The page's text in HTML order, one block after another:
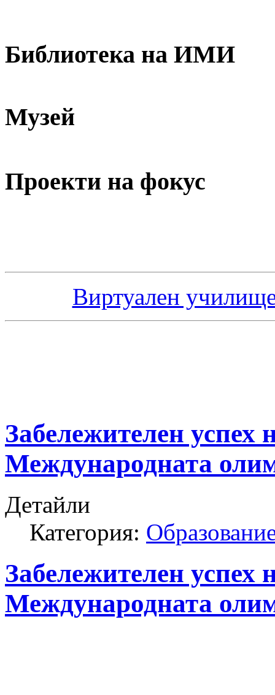
Библиотека на ИМИ
Музей
Проекти на фокус
Виртуален
Забележителен
Международната
Детайли
Категория:
Забележителен
Международната